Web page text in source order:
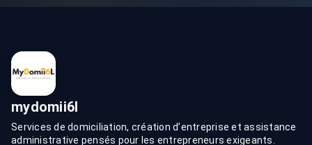
mydomii6l
Services de domiciliation, création d’entreprise et assistance
administrative pensés pour les entrepreneurs exigeants.